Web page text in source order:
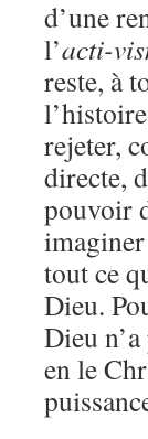
d’une
l’acti-
reste, à
rejeter,
directe,
pouvoir
tout ce
Dieu.
Dieu
en le